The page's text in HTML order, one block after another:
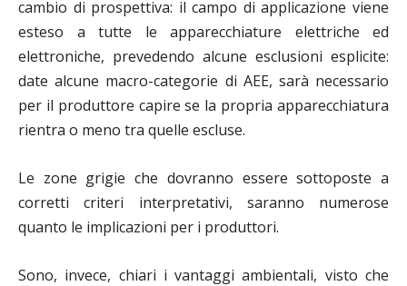
cambio di prospettiva: il campo di applicazione viene
esteso a tutte le apparecchiature elettriche ed
elettroniche, prevedendo alcune esclusioni esplicite:
date alcune macro-categorie di AEE, sarà necessario
per il produttore capire se la propria apparecchiatura
rientra o meno tra quelle escluse.
Le zone grigie che dovranno essere sottoposte a
corretti criteri interpretativi, saranno numerose
quanto le implicazioni per i produttori.
Sono, invece, chiari i vantaggi ambientali, visto che